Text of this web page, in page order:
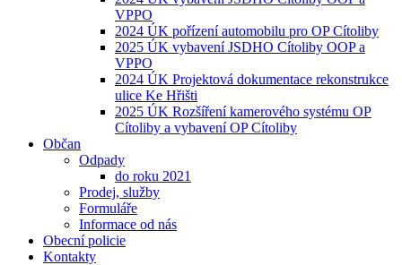
VPPO
2024 ÚK pořízení automobilu pro OP Cítoliby
2025 ÚK vybavení JSDHO Cítoliby OOP a
VPPO
2024 ÚK Projektová dokumentace rekonstrukce
ulice Ke Hřišti
2025 ÚK Rozšíření kamerového systému OP
Cítoliby a vybavení OP Cítoliby
Občan
Odpady
do roku 2021
Prodej, služby
Formuláře
Informace od nás
Obecní policie
Kontakty